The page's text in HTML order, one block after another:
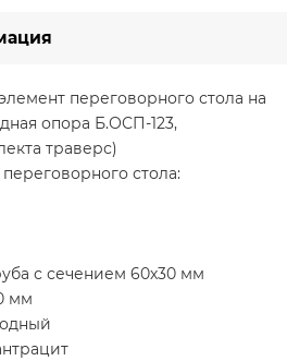
переговорного стола на
опора Б.ОСП-123,
траверс)
стола:
с сечением 60х30 мм
мм